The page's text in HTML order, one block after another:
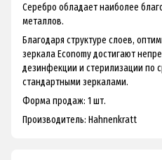
Серебро обладает наиболее
металлов.
Благодаря структуре слоев,
зеркала Economy достигают
дезинфекции и стерилизации по
стандартными зеркалами.
Форма продаж: 1 шт.
Производитель: Hahnenkratt